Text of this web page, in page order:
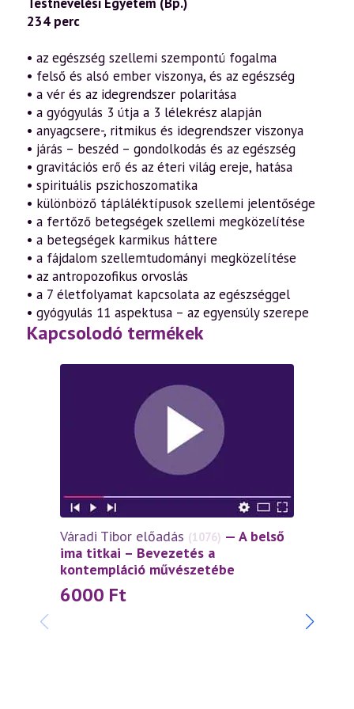
234 perc
• az egészség szellemi szempontú fogalma
• felső és alsó ember viszonya, és az egészség
• a vér és az idegrendszer polaritása
• a gyógyulás 3 útja a 3 lélekrész alapján
• anyagcsere-, ritmikus és idegrendszer viszonya
• járás – beszéd – gondolkodás és az egészség
• gravitációs erő és az éteri világ ereje, hatása
• spirituális pszichoszomatika
• különböző tápláléktípusok szellemi jelentősége
• a fertőző betegségek szellemi megközelítése
• a betegségek karmikus háttere
• a fájdalom szellemtudományi megközelítése
• az antropozofikus orvoslás
• a 7 életfolyamat kapcsolata az egészséggel
• gyógyulás 11 aspektusa – az egyensúly szerepe
Kapcsolodó termékek
Váradi Tibor előadás (1076) — A belső
ima titkai – Bevezetés a
kontempláció művészetébe
6000 Ft